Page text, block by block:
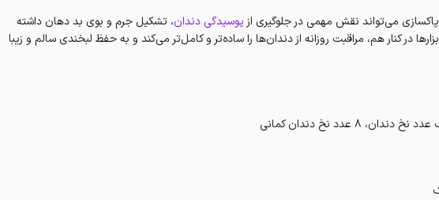
می‌تواند نقش مهمی در جلوگیری از پوسیدگی دندان، تشکیل جرم و بوی بد دهان داشته
این ابزارها در کنار هم، مراقبت روزانه از دندان‌ها را ساده‌تر و کامل‌تر می‌کند و به حفظ لبخندی سالم و زیبا
نخ دندان کمانی